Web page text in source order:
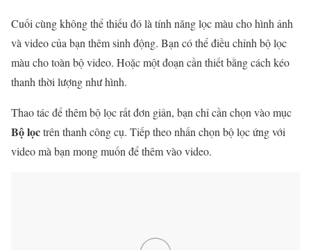
Cuối cùng không thể thiếu đó là tính năng lọc màu cho hình ảnh
và video của bạn thêm sinh động. Bạn có thể điều chỉnh bộ lọc
màu cho toàn bộ video. Hoặc một đoạn cần thiết bằng cách kéo
thanh thời lượng như hình.
Thao tác để thêm bộ lọc rất đơn giản, bạn chỉ cần chọn vào mục
Bộ lọctrên thanh công cụ. Tiếp theo nhấn chọn bộ lọc ứng với
video mà bạn mong muốn để thêm vào video.